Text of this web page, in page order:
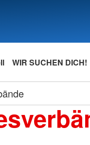
WIR SUCHEN DICH!